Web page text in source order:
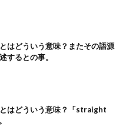
はどういう意味？またその語源
するとの事。
とはどういう意味？「straight